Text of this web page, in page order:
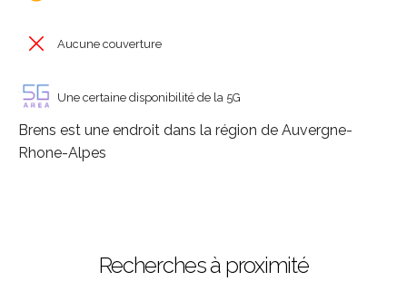
Aucune couverture
Une certaine disponibilité de la 5G
Brens est une endroit dans la région de Auvergne-
Rhone-Alpes
Recherches à proximité